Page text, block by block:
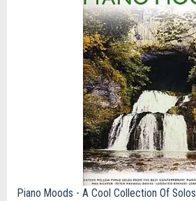
Piano Moods - A Cool Collection Of Solos